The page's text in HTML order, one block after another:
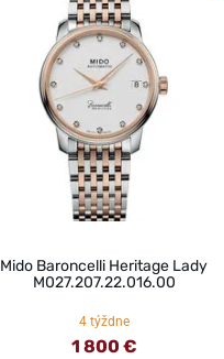
Mido Baroncelli Heritage Lady
M027.207.22.016.00
4 týždne
1 800 €